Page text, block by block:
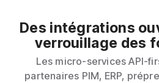
Des intégrations
verrouillage des
Les micro-services API-
partenaires PIM, ERP,